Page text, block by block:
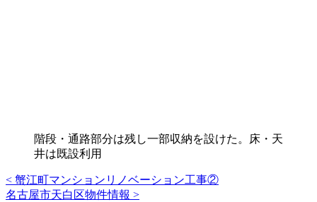
階段・通路部分は残し一部収納を設けた。床・天
井は既設利用
投
< 蟹江町マンションリノベーション工事②
名古屋市天白区物件情報 >